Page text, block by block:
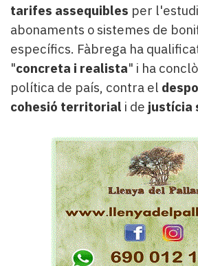
tarifes assequibles per
abonaments o sistemes de
específics. Fàbrega ha
"concreta i realista" i ha
política de país, contra el
cohesió territorial i de justícia